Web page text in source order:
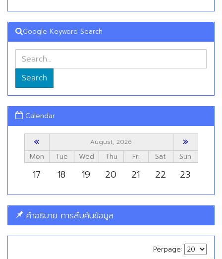
Google Keyword Search
Search
Calendar
« August, 2026 »
Mon Tue Wed Thu Fri Sat Sun
17 18 19 20 21 22 23
คำอธิบาย การสืบค้นข้อมูล
Perpage: